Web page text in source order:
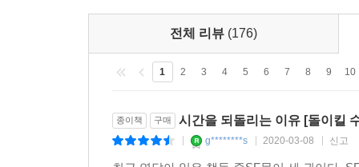
전체 리뷰(176)
종이책 구매 시간을 되돌리는 이유 [돌이킬
| g********s | 2020-03-08 | 신고